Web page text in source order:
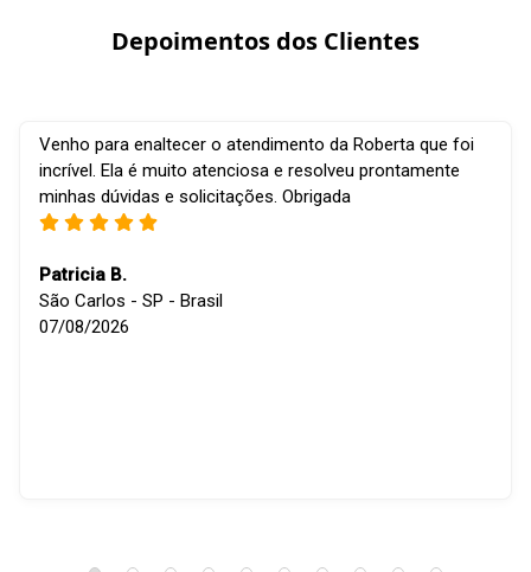
Depoimentos dos Clientes
Venho para enaltecer o atendimento da Roberta que foi
incrível. Ela é muito atenciosa e resolveu prontamente
minhas dúvidas e solicitações. Obrigada
Patricia B.
São Carlos - SP - Brasil
07/08/2026